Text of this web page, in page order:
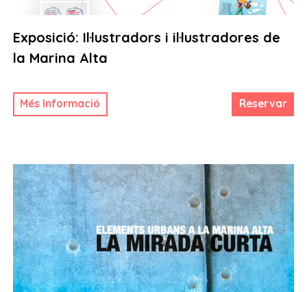
Exposició: Il·lustradors i il·lustradores de
la Marina Alta
Més Informació Reservar